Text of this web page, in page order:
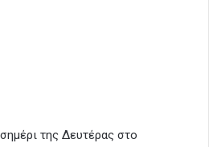
της Δευτέρας στο